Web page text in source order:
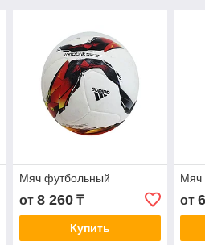
Мяч футбольный
от 8 260₸
Купить
Мяч
от